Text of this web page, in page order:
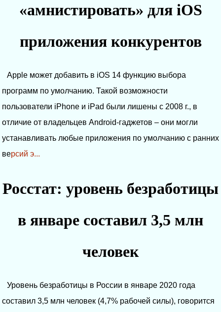
«амнистировать» для iOS
приложения конкурентов
Apple может добавить в iOS 14 функцию выбора
программ по умолчанию. Такой возможности
пользователи iPhone и iPad были лишены с 2008 г., в
отличие от владельцев Android-гаджетов – они могли
устанавливать любые приложения по умолчанию с ранних
версий э...
Росстат: уровень безработицы
в январе составил 3,5 млн
человек
Уровень безработицы в России в январе 2020 года
составил 3,5 млн человек (4,7% рабочей силы), говорится